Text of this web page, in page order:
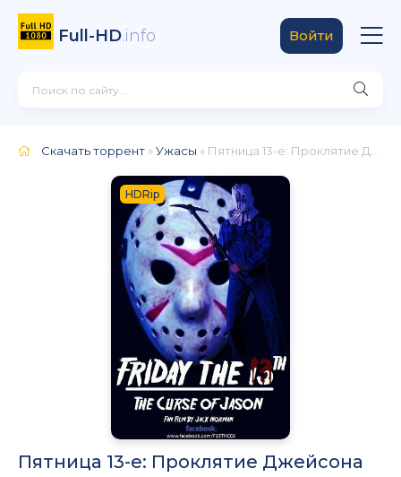
Full-HD.info Войти
Скачать торрент »Ужасы » Пятница 13-е: Проклятие Джейсона
HDRip
Пятница 13-е: Проклятие Джейсона